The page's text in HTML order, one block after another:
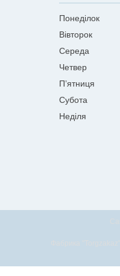
Понеділок
Вівторок
Середа
Четвер
Пʼятниця
Субота
Неділя